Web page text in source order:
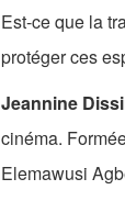
Est-ce que la
protéger ces
Jeannine
cinéma.
Elemawusi